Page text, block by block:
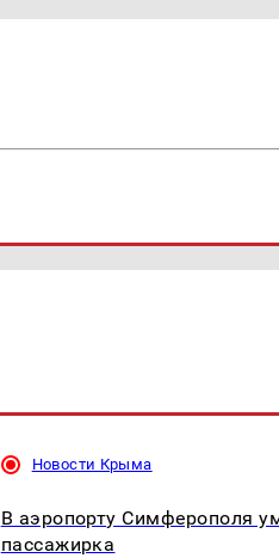
Новости Крыма
В аэропорту Симферополя
пассажирка